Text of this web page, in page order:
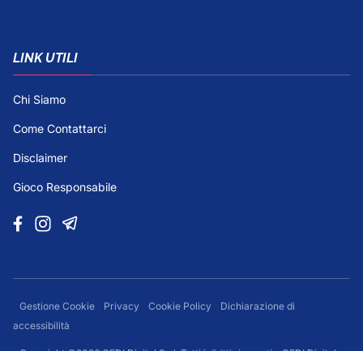
LINK UTILI
Chi Siamo
Come Contattarci
Disclaimer
Gioco Responsabile
Gestione Cookie Privacy Cookie Policy
Dichiarazione di
accessibilità